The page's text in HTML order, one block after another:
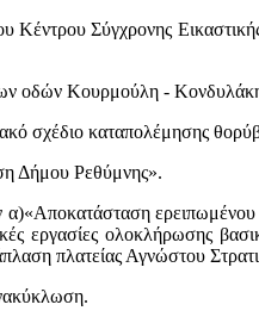
Σύγχρονης
οδών Κουρμούλη -
σχέδιο καταπολέμησης
Δήμου Ρεθύμνης».
ερειπωμένου
εργασίες ολοκλήρωσης
πλατείας Αγνώστου